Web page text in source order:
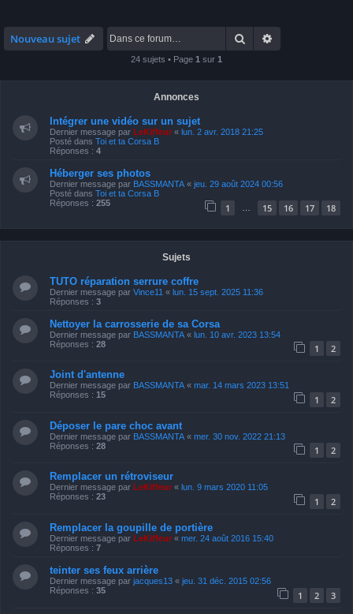
Nouveau sujet Rechercher
24 sujets • Page 1 sur 1
Annonces
Intégrer une vidéo sur un sujet
Dernier message par LeKiffeur « lun. 2 avr. 2018 21:25
Posté dans Toi et ta Corsa B
Réponses : 4
Héberger ses photos
Dernier message par BASSMANTA « jeu. 29 août 2024 00:56
Posté dans Toi et ta Corsa B
Réponses : 255 1 15 16 17 18
Sujets
TUTO réparation serrure coffre
Dernier message par Vince11 « lun. 15 sept. 2025 11:36
Réponses : 3
Nettoyer la carrosserie de sa Corsa
Dernier message par BASSMANTA « lun. 10 avr. 2023 13:54
Réponses : 28 1 2
Joint d'antenne
Dernier message par BASSMANTA « mar. 14 mars 2023 13:51
Réponses : 15 1 2
Déposer le pare choc avant
Dernier message par BASSMANTA « mer. 30 nov. 2022 21:13
Réponses : 28 1 2
Remplacer un rétroviseur
Dernier message par LeKiffeur « lun. 9 mars 2020 11:05
Réponses : 23 1 2
Remplacer la goupille de portière
Dernier message par LeKiffeur « mer. 24 août 2016 15:40
Réponses : 7
teinter ses feux arrière
Dernier message par jacques13 « jeu. 31 déc. 2015 02:56
Réponses : 35 1 2 3